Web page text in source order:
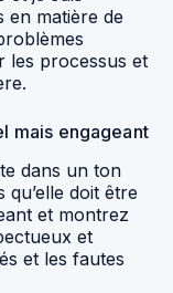
en matière de
les processus et
mais engageant
dans un ton
doit être
et montrez
et
et les fautes